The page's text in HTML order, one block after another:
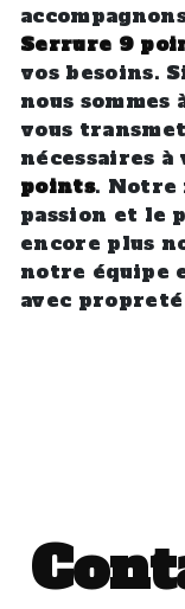
Serrure 9
vos besoins.
nous
vous
nécessaires
points. Notre
passion et le
encore plus
notre équipe
avec